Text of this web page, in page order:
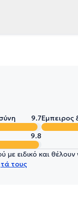
9.7Έμπειρος
9.8
ειδικό και
τους